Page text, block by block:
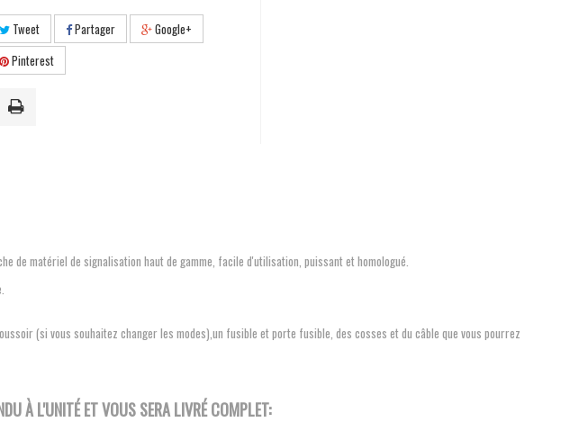
Tweet Partager
Google+
Pinterest
de matériel de signalisation haut de gamme, facile d'utilisation, puissant et homologué.
(si vous souhaitez changer les modes),un fusible et porte fusible, des cosses et du câble que vous pourrez
À L'UNITÉ ET VOUS SERA LIVRÉ COMPLET: